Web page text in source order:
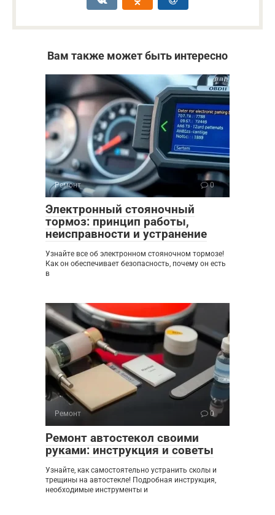
Вам также может быть интересно
Ремонт 0
Электронный стояночный
тормоз: принцип работы,
неисправности и устранение
Узнайте все об электронном стояночном тормозе!
Как он обеспечивает безопасность, почему он есть
в
Ремонт 0
Ремонт автостекол своими
руками: инструкция и советы
Узнайте, как самостоятельно устранить сколы и
трещины на автостекле! Подробная инструкция,
необходимые инструменты и